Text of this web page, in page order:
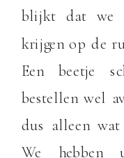
blijkt dat we
krijgen op de
Een beetje
bestellen wel
dus alleen wat
We hebben